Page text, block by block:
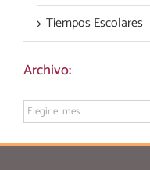
Tiempos Escolares
Archivo:
Archivo: